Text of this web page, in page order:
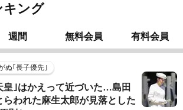
キング
週間 無料会員 有料会員
ぬ｢長子優先｣
皇｣はかえって近づいた…島田
らわれた麻生太郎が見落とした